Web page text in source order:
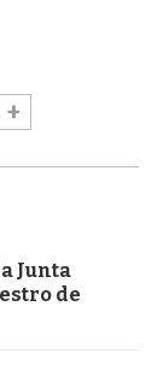
Junta
de